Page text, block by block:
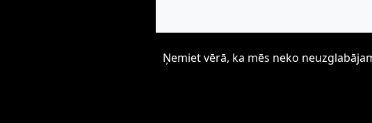
Ņemiet vērā, ka mēs neko